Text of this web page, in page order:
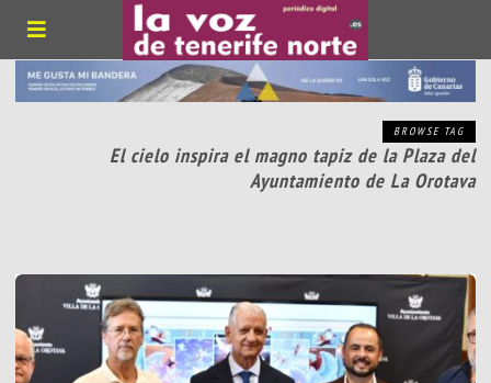
BROWSE TAG
El cielo inspira el magno tapiz de la Plaza del
Ayuntamiento de La Orotava